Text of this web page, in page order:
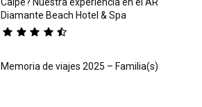
Diamante Beach Hotel & Spa
Memoria de viajes 2025 – Familia(s)